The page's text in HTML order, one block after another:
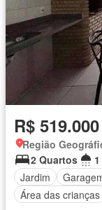
R$ 519.000
2 Quartos
Jardim
Área das crianças